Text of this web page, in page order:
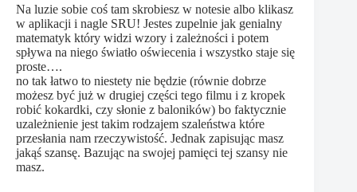
Na luzie sobie coś tam skrobiesz w notesie albo klikasz
w aplikacji i nagle SRU! Jestes zupelnie jak genialny
matematyk który widzi wzory i zależności i potem
spływa na niego światło oświecenia i wszystko staje się
proste….
no tak łatwo to niestety nie będzie (równie dobrze
możesz być już w drugiej części tego filmu i z kropek
robić kokardki, czy słonie z baloników) bo faktycznie
uzależnienie jest takim rodzajem szaleństwa które
przesłania nam rzeczywistość. Jednak zapisując masz
jakąś szansę. Bazując na swojej pamięci tej szansy nie
masz.